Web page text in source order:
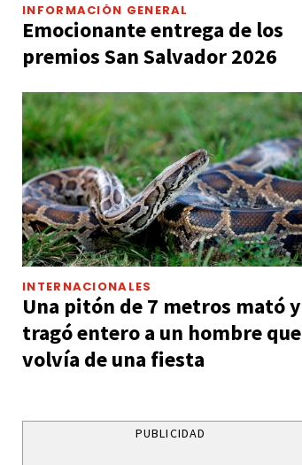
INFORMACIÓN GENERAL
Emocionante entrega de los
premios San Salvador 2026
INTERNACIONALES
Una pitón de 7 metros mató y
tragó entero a un hombre que
volvía de una fiesta
PUBLICIDAD